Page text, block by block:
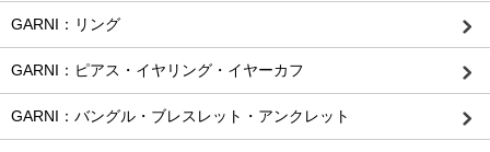
GARNI：リング
GARNI：ピアス・イヤリング・イヤーカフ
GARNI：バングル・ブレスレット・アンクレット